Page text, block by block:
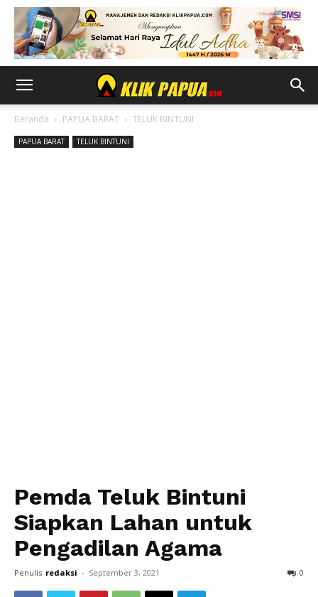
Beranda PAPUA BARAT TELUK BINTUNI
PAPUA BARAT TELUK BINTUNI
Pemda Teluk Bintuni
Siapkan Lahan untuk
Pengadilan Agama
Penulis redaksi - September 3, 2021 0